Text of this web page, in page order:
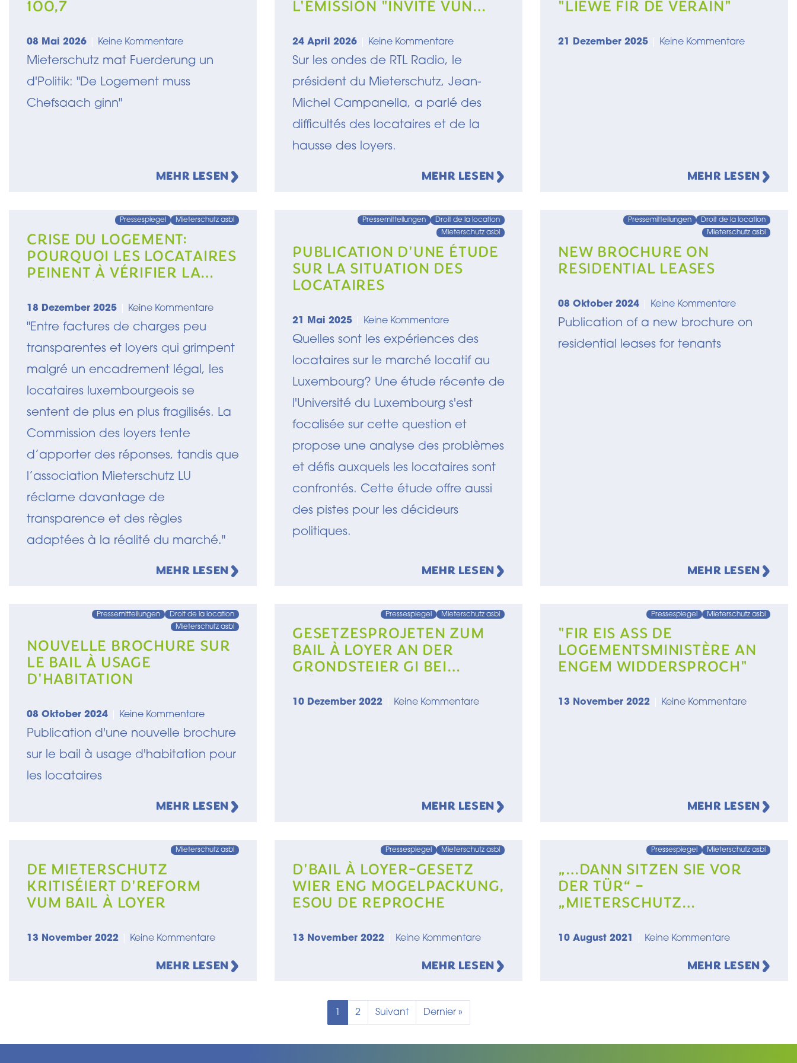
100,7
08 Mai 2026 Keine Kommentare
Mieterschutz mat Fuerderung un
d'Politik: "De Logement muss
Chefsaach ginn"
MEHR LESEN
L'ÉMISSION "INVITÉ VUN
RADIO
24 April 2026 Keine Kommentare
Sur les ondes de RTL Radio, le
président du Mieterschutz, Jean-
Michel Campanella, a parlé des
difficultés des locataires et de la
hausse des loyers.
MEHR LESEN
"LIEWE FIR DE VERÄIN"
21 Dezember 2025 Keine Kommentare
MEHR LESEN
Pressespiegel Mieterschutz asbl
CRISE DU LOGEMENT:
POURQUOI LES LOCATAIRES
PEINENT À VÉRIFIER LA
18 Dezember 2025 Keine Kommentare
"Entre factures de charges peu
transparentes et loyers qui grimpent
malgré un encadrement légal, les
locataires luxembourgeois se
sentent de plus en plus fragilisés. La
Commission des loyers tente
d’apporter des réponses, tandis que
l’association Mieterschutz LU
réclame davantage de
transparence et des règles
adaptées à la réalité du marché."
MEHR LESEN
Pressemitteilungen
Droit de la location
Mieterschutz asbl
PUBLICATION D'UNE ÉTUDE
SUR LA SITUATION DES
LOCATAIRES
21 Mai 2025 Keine Kommentare
Quelles sont les expériences des
locataires sur le marché locatif au
Luxembourg? Une étude récente de
l'Université du Luxembourg s'est
focalisée sur cette question et
propose une analyse des problèmes
et défis auxquels les locataires sont
confrontés. Cette étude offre aussi
des pistes pour les décideurs
politiques.
MEHR LESEN
Pressemitteilungen
Droit de la location
Mieterschutz asbl
NEW BROCHURE ON
RESIDENTIAL LEASES
08 Oktober 2024 Keine Kommentare
Publication of a new brochure on
residential leases for tenants
MEHR LESEN
Pressemitteilungen
Droit de la location
Mieterschutz asbl
NOUVELLE BROCHURE SUR
LE BAIL À USAGE
D'HABITATION
08 Oktober 2024 Keine Kommentare
Publication d'une nouvelle brochure
sur le bail à usage d'habitation pour
les locataires
MEHR LESEN
Pressespiegel Mieterschutz asbl
GESETZESPROJETEN ZUM
BAIL À LOYER AN DER
GRONDSTEIER GI BEI
10 Dezember 2022 Keine Kommentare
MEHR LESEN
Pressespiegel Mieterschutz asbl
"FIR EIS ASS DE
LOGEMENTSMINISTÈRE AN
ENGEM WIDDERSPROCH"
13 November 2022 Keine Kommentare
MEHR LESEN
Mieterschutz asbl
DE MIETERSCHUTZ
KRITISÉIERT D'REFORM
VUM BAIL À LOYER
13 November 2022 Keine Kommentare
MEHR LESEN
Pressespiegel Mieterschutz asbl
D'BAIL À LOYER-GESETZ
WIER ENG MOGELPACKUNG,
ESOU DE REPROCHE
13 November 2022 Keine Kommentare
MEHR LESEN
Pressespiegel Mieterschutz asbl
„…DANN SITZEN SIE VOR
DER TÜR“ –
„MIETERSCHUTZ
GESPRÄCH MIT JEAN-
10 August 2021 Keine Kommentare
MEHR LESEN
Aktuelle Seite
Seite
2 Nächste Seite
Suivant Letzte Seite
Dernier »